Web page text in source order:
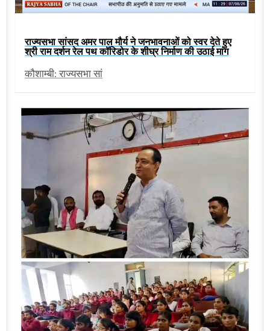
राज्यसभा सांसद अमर पाल मौर्य ने जनभावनाओं को स्वर देते हुए
श्री राम दर्शन रेल पथ कॉरिडोर के शीघ्र निर्माण की उठाई मांग
कौशाम्बी: राज्यसभा सां